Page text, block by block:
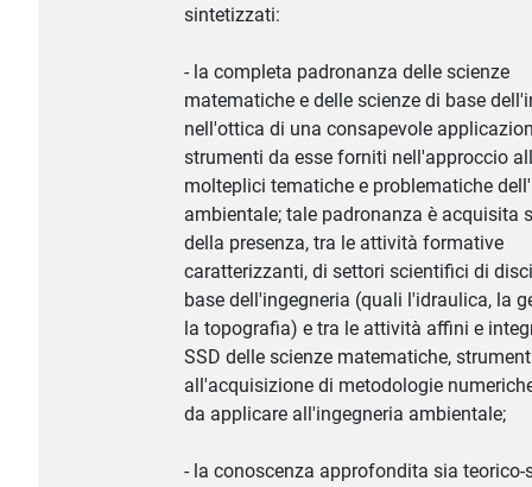
sintetizzati:
- la completa padronanza delle scienze
matematiche e delle scienze di base
nell'ottica di una consapevole
strumenti da esse forniti nell'approccio
molteplici tematiche e problematiche
ambientale; tale padronanza è acquisita
della presenza, tra le attività formative
caratterizzanti, di settori scientifici di
base dell'ingegneria (quali l'idraulica, la
la topografia) e tra le attività affini e
SSD delle scienze matematiche,
all'acquisizione di metodologie
da applicare all'ingegneria ambientale;
- la conoscenza approfondita sia